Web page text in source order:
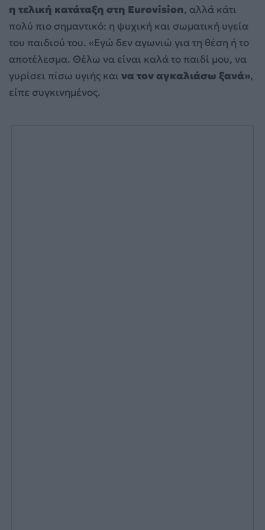
η τελική κατάταξη στη Eurovision, αλλά κάτι
πολύ πιο σημαντικό: η ψυχική και σωματική υγεία
του παιδιού του. «Εγώ δεν αγωνιώ για τη θέση ή το
αποτέλεσμα. Θέλω να είναι καλά το παιδί μου, να
γυρίσει πίσω υγιής και να τον αγκαλιάσω ξανά»,
είπε συγκινημένος.